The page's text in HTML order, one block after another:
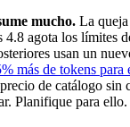
mucho. La queja
4.8 agota los límites
usan un
más de tokens
de catálogo sin
Planifique para ello.